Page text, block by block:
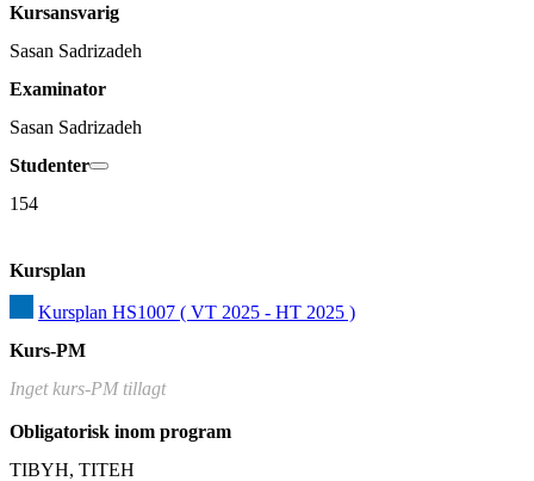
Kursansvarig
Sasan Sadrizadeh
Examinator
Sasan Sadrizadeh
Studenter
154
Kursplan
Kursplan HS1007 ( VT 2025 - HT 2025 )
Kurs-PM
Inget kurs-PM tillagt
Obligatorisk inom program
TIBYH, TITEH